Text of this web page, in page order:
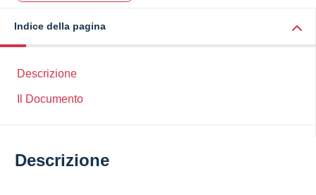
Indice della pagina
Descrizione
Il Documento
Descrizione